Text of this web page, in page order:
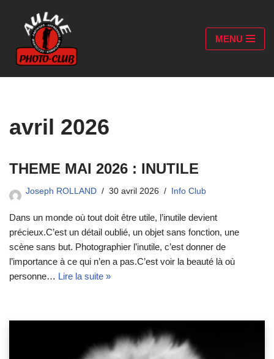
Aller
au
contenu
MENU
avril 2026
THEME MAI 2026 : INUTILE
Joseph ROLLAND 30 avril 2026 Info Club
Dans un monde où tout doit être utile, l’inutile devient
précieux.C’est un détail oublié, un objet sans fonction, une
scène sans but. Photographier l’inutile, c’est donner de
l’importance à ce qui n’en a pas.C’est voir la beauté là où
personne… Lire la suite »